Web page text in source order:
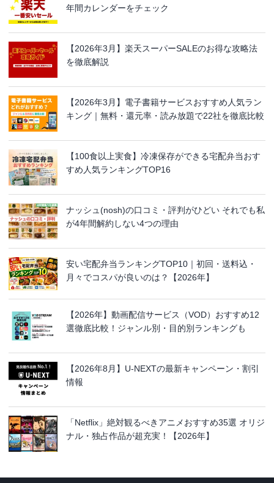
年間カレンダーをチェック
【2026年3月】楽天スーパーSALEのお得な攻略法
を徹底解説
【2026年3月】電子書籍サービスおすすめ人気ラン
キング｜無料・還元率・読み放題で22社を徹底比較
【100食以上実食】冷凍保存ができる宅配弁当おす
すめ人気ランキングTOP16
ナッシュ(nosh)の口コミ・評判がひどい それでも私
が4年間解約しない4つの理由
安い宅配弁当ランキングTOP10｜初回・送料込・
月々でコスパが良いのは？【2026年】
【2026年】動画配信サービス（VOD）おすすめ12
選徹底比較！ジャンル別・目的別ランキングも
【2026年8月】U-NEXTの最新キャンペーン・割引
情報
「Netflix」絶対観るべきアニメおすすめ35選 オリジ
ナル・独占作品が超充実！【2026年】